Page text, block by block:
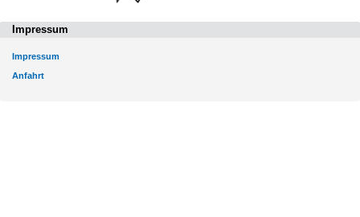
Impressum
Impressum
Anfahrt